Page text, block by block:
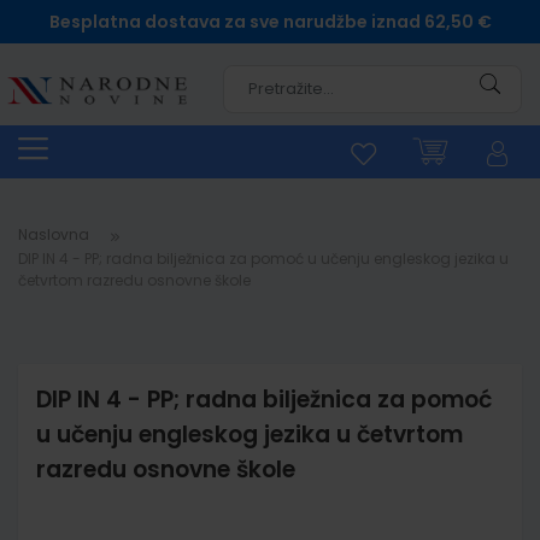
Besplatna dostava za sve narudžbe iznad 62,50 €
Naslovna
DIP IN 4 - PP; radna bilježnica za pomoć
u učenju engleskog jezika u četvrtom
razredu osnovne škole